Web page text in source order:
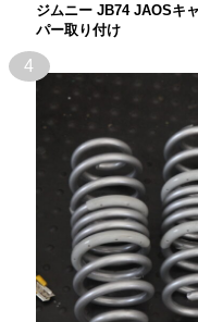
ジムニー JB74 JAOSキ
パー取り付け
4